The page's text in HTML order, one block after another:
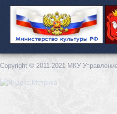
Copyright © 2011-2021 МКУ